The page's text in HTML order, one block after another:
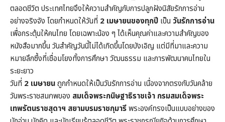
ตลอดชีวิต ประเทศไทยจึงให้ความสำคัญกับการปลูกฝังนิสัยรักการอ่าน
อย่างจริงจัง โดยกำหนดให้วันที่ 2 เมษายนของทุกปี เป็น วันรักการอ่าน
เพื่อกระตุ้นให้คนไทย โดยเฉพาะน้อง ๆ ได้เห็นคุณค่าและความสำคัญของ
หนังสือมากขึ้น วันสำคัญวันนี้ไม่ได้เกิดขึ้นโดยบังเอิญ แต่มีที่มาและความ
หมายลึกซึ้งที่เชื่อมโยงทั้งการศึกษา วัฒนธรรม และการพัฒนาคนไทยใน
ระยะยาว
วันที่ 2 เมษายนถูกกำหนดให้เป็นวันรักการอ่าน เนื่องจากตรงกับวันคล้าย
วันพระราชสมภพของ สมเด็จพระกนิษฐาธิราชเจ้า กรมสมเด็จพระ
เทพรัตนราชสุดาฯ สยามบรมราชกุมารีพระองค์ทรงเป็นแบบอย่างของ